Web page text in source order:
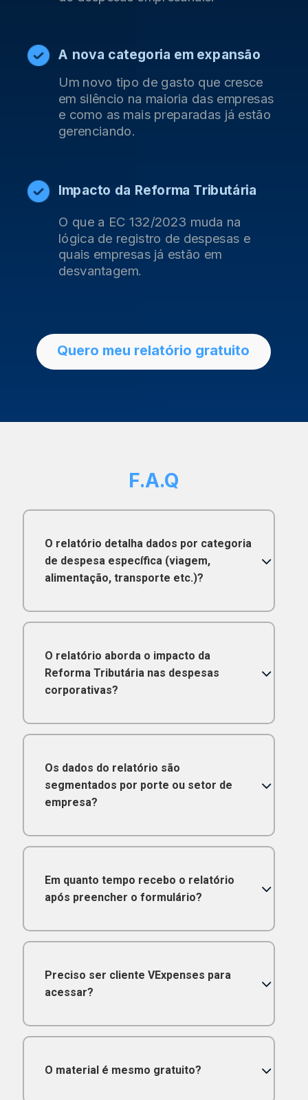
O relatório detalha dados por categoria
de despesa específica (viagem,
alimentação, transporte etc.)?
O relatório aborda o impacto da
Reforma Tributária nas despesas
corporativas?
Os dados do relatório são
segmentados por porte ou setor de
empresa?
Em quanto tempo recebo o relatório
após preencher o formulário?
Preciso ser cliente VExpenses para
acessar?
O material é mesmo gratuito?
F.A.Q
Quero meu relatório gratuito
A nova categoria em expansão
Um novo tipo de gasto que cresce
em silêncio na maioria das empresas
e como as mais preparadas já estão
gerenciando.
Impacto da Reforma Tributária
O que a EC 132/2023 muda na
lógica de registro de despesas e
quais empresas já estão em
desvantagem.